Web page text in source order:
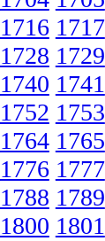
1716 1717
1728 1729
1740 1741
1752 1753
1764 1765
1776 1777
1788 1789
1800 1801